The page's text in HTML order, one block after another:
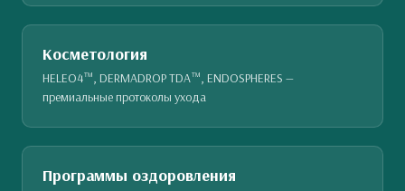
Косметология
HELEO4™, DERMADROP TDA™, ENDOSPHERES —
премиальные протоколы ухода
Программы оздоровления